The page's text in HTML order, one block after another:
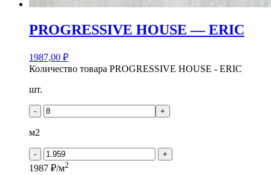
PROGRESSIVE HOUSE — ERIC
1987,00 ₽
Количество товара PROGRESSIVE HOUSE - ERIC
шт.
- +
м2
- +
1987 ₽/м2